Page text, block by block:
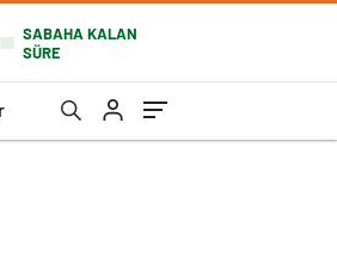
SABAHA KALAN
SÜRE